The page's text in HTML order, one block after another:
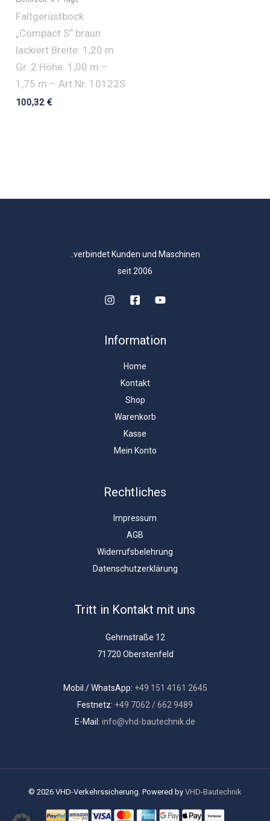
Faltgerüstbock
„Compact S“ braun
lackiert Breite: 1,20 m
Gr. 2 Höhe: 1,00 m –
1,75 m – Art.Nr. 10122S
100,32€
..verbindet Kunden und Maschinen
seit 2006
Information
Home
Kontakt
Shop
Warenkorb
Kasse
Mein Konto
Rechtliches
Impressum
AGB
Widerrufsbelehrung
Datenschutzerklärung
Tritt in Kontakt mit uns
Gehrnstraße 12
71720 Oberstenfeld
Mobil / WhatsApp: +49 151 4161 2645
Festnetz: +49 7062 / 662 9489
E-Mail: info@vhd-bautechnik.de
© 2026 VHD-Verkehrssicherung. Powered by VHD-Bautechnik